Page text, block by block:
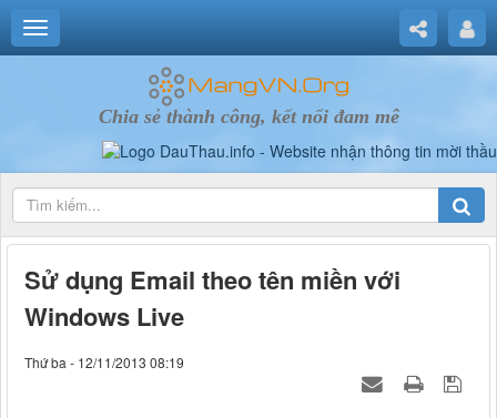
Chia sẻ thành công, kết nối đam mê
Sử dụng Email theo tên miền với
Windows Live
Thứ ba - 12/11/2013 08:19